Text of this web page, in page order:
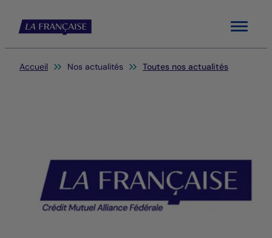
Menu
Vous êtes ici:
Accueil Nos actualités Toutes nos actualités